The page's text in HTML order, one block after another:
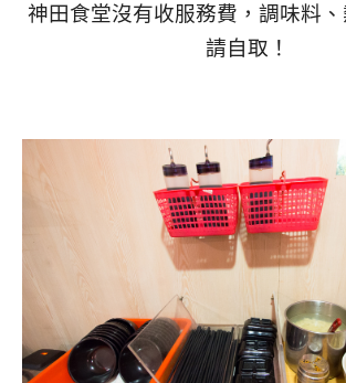
神田食堂沒有收服務費，調味料
請自取！